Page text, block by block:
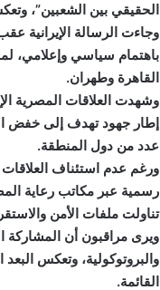
الحقيقي بين الشعبين”،
وجاءت الرسالة الإيرانية
باهتمام سياسي وإعلامي،
القاهرة وطهران.
وشهدت العلاقات المصرية
إطار جهود تهدف إلى خفض
عدد من دول المنطقة.
ورغم عدم استئناف العلاقات
رسمية عبر مكاتب رعاية
تناولت ملفات الأمن
ويرى مراقبون أن المشاركة
والبروتوكولية، وتعكس
القائمة.